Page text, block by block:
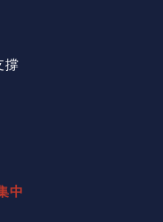
撐
中